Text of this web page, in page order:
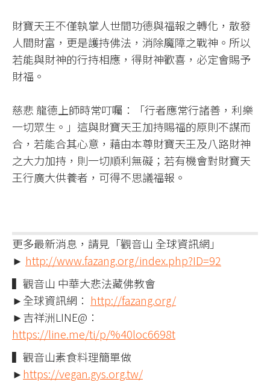
財寶天王不僅執掌人世間功德與福報之轉化，散發
人間財富，更是護持佛法，消除魔障之戰神。所以
若能與財神的行持相應，得財神歡喜，必定會賜予
財福。​
慈悲 龍德上師時常叮囑：「行者應常行諸善，利樂
一切眾生。」這與財寶天王加持賜福的原則不謀而
合，若能合其心意，藉由本尊財寶天王及八路財神
之大力加持，則一切順利無礙；若有機會對財寶天
王行廣大供養者，可得不思議福報。​
更多最新消息，請見「觀音山 全球資訊網」
► http://www.fazang.org/index.php?ID=92
▍觀音山 中華大悲法藏佛教會
►全球資訊網： http://fazang.org/
►吉祥洲LINE@：
https://line.me/ti/p/%40loc6698t
▍觀音山素食料理簡單做
►https://vegan.gys.org.tw/